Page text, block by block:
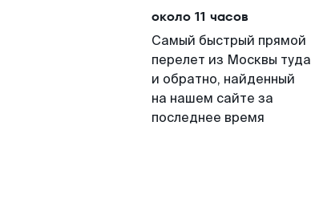
около 11 часов
Самый быстрый прямой
перелет из Москвы туда
и обратно, найденный
на нашем сайте за
последнее время